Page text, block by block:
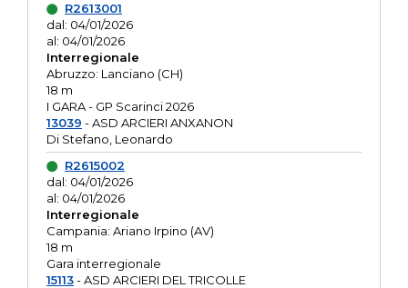
R2613001
dal: 04/01/2026
al: 04/01/2026
Interregionale
Abruzzo: Lanciano (CH)
18 m
I GARA - GP Scarinci 2026
13039 - ASD ARCIERI ANXANON
Di Stefano, Leonardo
R2615002
dal: 04/01/2026
al: 04/01/2026
Interregionale
Campania: Ariano Irpino (AV)
18 m
Gara interregionale
15113- ASD ARCIERI DEL TRICOLLE